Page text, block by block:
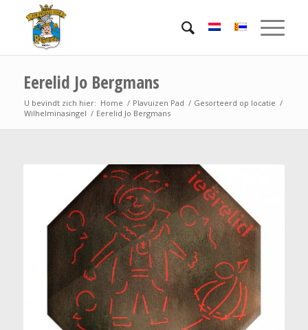
Eerelid Jo Bergmans
U bevindt zich hier: Home / Plavuizen Pad / Gesorteerd op locatie /
Wilhelminasingel / Eerelid Jo Bergmans